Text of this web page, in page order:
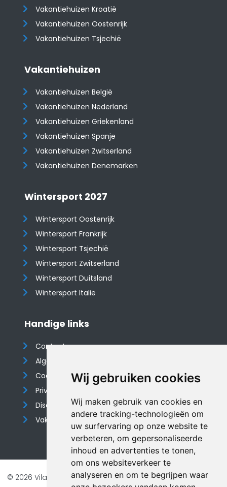
Wij gebruiken cookies
Wij maken gebruik van cookies en
andere tracking-technologieën om
uw surfervaring op onze website te
verbeteren, om gepersonaliseerde
inhoud en advertenties te tonen,
om ons websiteverkeer te
analyseren en om te begrijpen waar
Vakantiehuizen Kroatië
​​​​​​​Vakantiehuizen Oostenrijk
Vakantiehuizen Tsjechië
Vakantiehuizen
Vakantiehuizen België
Vakantiehuizen Nederland
Vakantiehuizen Griekenland
Vakantiehuizen Spanje
​​​​​​​Vakantiehuizen Zwitserland
Vakantiehuizen Denemarken
Wintersport 2027
Wintersport Oostenrijk
Wintersport Frankrijk
Wintersport Tsjechië
Wintersport Zwitserland
Wintersport Duitsland
Wintersport Italië
Handige links
Contact
Algemene voorwaarden
Cookieverklaring
Privacyverklaring
Disclaimer
Vakantiehuis website
© 2026 Vilando Vakantiehuizen |Website door FalcoTravel